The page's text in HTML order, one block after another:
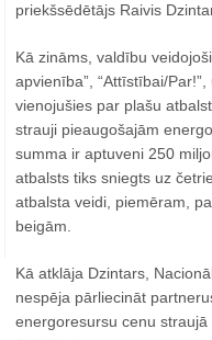
priekšsēdētājs Raivis
Kā zināms, valdību
apvienība”, “Attīstībai/
vienojušies par plašu
strauji pieaugošajām
summa ir aptuveni 250
atbalsts tiks sniegts uz
atbalsta veidi, piemēram,
beigām.
Kā atklāja Dzintars,
nespēja pārliecināt
energoresursu cenu